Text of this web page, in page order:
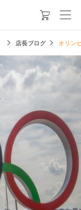

店長ブログ オリン